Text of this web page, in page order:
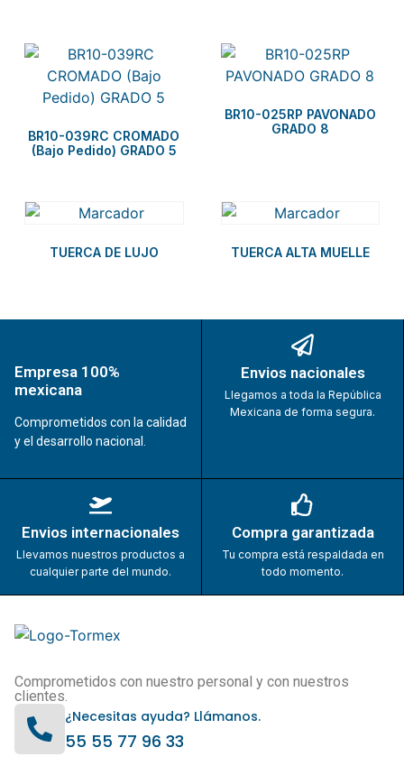
BR10-039RC CROMADO
(Bajo Pedido) GRADO 5
BR10-025RP PAVONADO
GRADO 8
TUERCA DE LUJO TUERCA ALTA MUELLE
Empresa 100%
mexicana
Comprometidos con la calidad
y el desarrollo nacional.
Envios nacionales
Llegamos a toda la República
Mexicana de forma segura.
Envios internacionales
Llevamos nuestros productos a
cualquier parte del mundo.
Compra garantizada
Tu compra está respaldada en
todo momento.
Comprometidos con nuestro personal y con nuestros
clientes.
¿Necesitas ayuda? Llámanos.
55 55 77 96 33